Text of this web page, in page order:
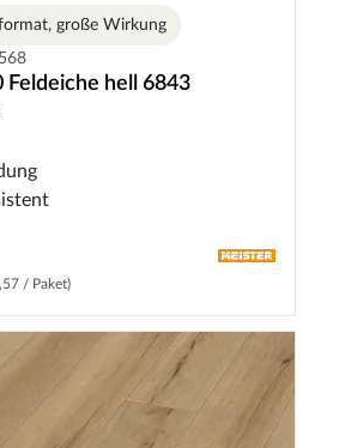
große Wirkung
Feldeiche hell 6843
/ Paket)